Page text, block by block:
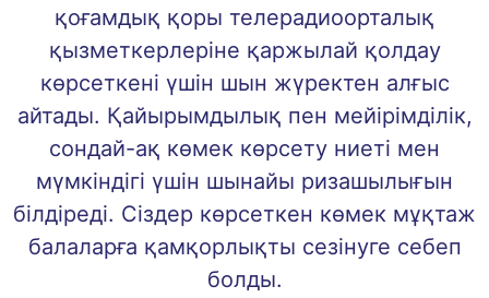
қоғамдық қоры телерадиоорталық
қызметкерлеріне қаржылай қолдау
көрсеткені үшін шын жүректен алғыс
айтады. Қайырымдылық пен мейірімділік,
сондай-ақ көмек көрсету ниеті мен
мүмкіндігі үшін шынайы ризашылығын
білдіреді. Сіздер көрсеткен көмек мұқтаж
балаларға қамқорлықты сезінуге себеп
болды.